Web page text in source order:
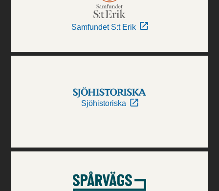
Samfundet S:t Erik
Sjöhistoriska